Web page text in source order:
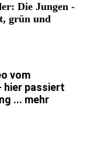
Die Jungen -
grün und
vom
hier passiert
... mehr